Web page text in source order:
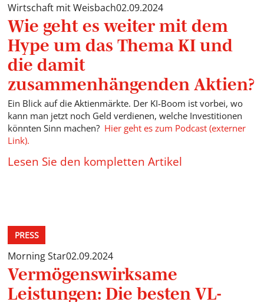
Wirtschaft mit Weisbach02.09.2024
Wie geht es weiter mit dem
Hype um das Thema KI und
die damit
zusammenhängenden Aktien?
Ein Blick auf die Aktienmärkte. Der KI-Boom ist vorbei, wo
kann man jetzt noch Geld verdienen, welche Investitionen
könnten Sinn machen? Hier geht es zum Podcast (externer
Link).
Lesen Sie den kompletten Artikel
PRESS
Morning Star02.09.2024
Vermögenswirksame
Leistungen: Die besten VL-